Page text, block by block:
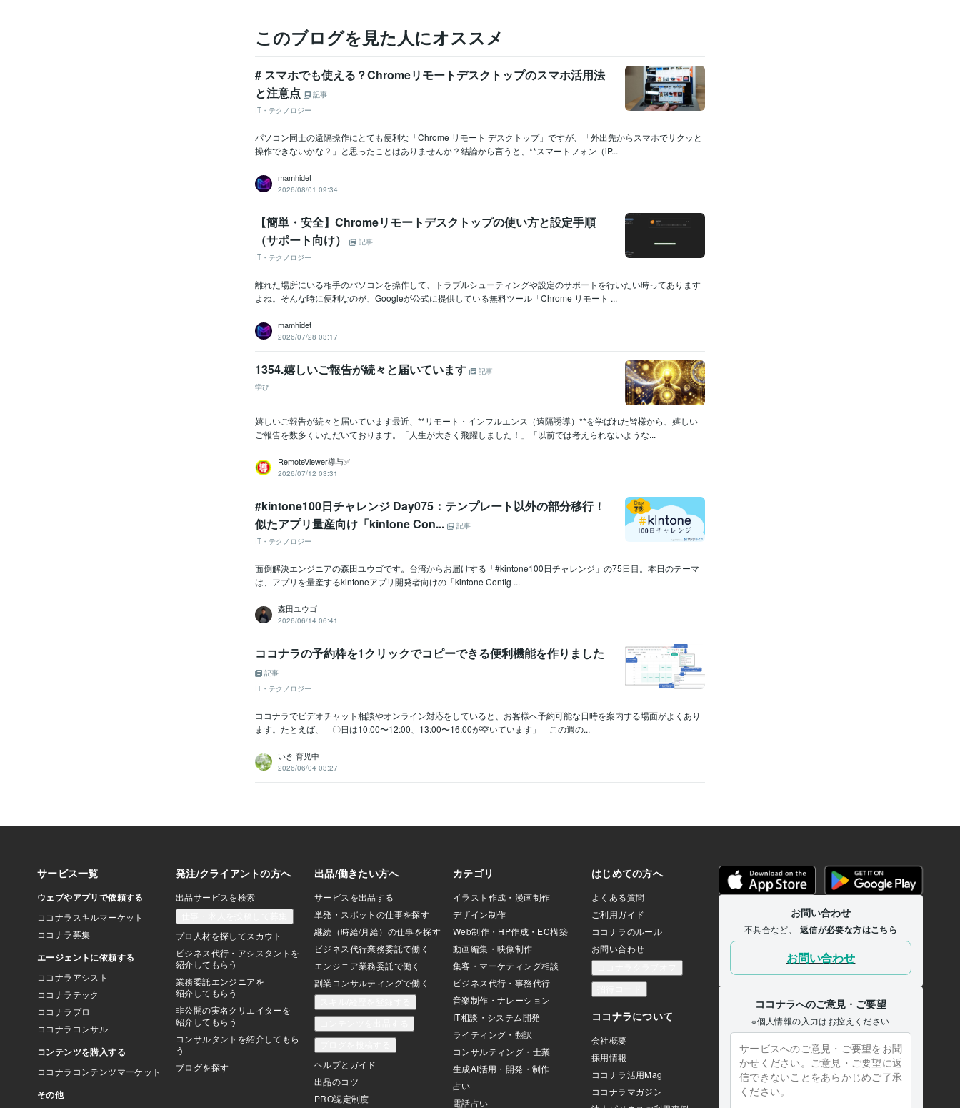
このブログを見た人にオススメ
# スマホでも使える？Chromeリモートデスクトップのスマホ活用法
と注意点
記事
IT・テクノロジー
パソコン同士の遠隔操作にとても便利な「Chrome リモート デスクトップ」ですが、「外出先からスマホでサクッと
操作できないかな？」と思ったことはありませんか？結論から言うと、**スマートフォン（iP...
mamhidet
2026/08/01 09:34
【簡単・安全】Chromeリモートデスクトップの使い方と設定手順
（サポート向け）
記事
IT・テクノロジー
離れた場所にいる相手のパソコンを操作して、トラブルシューティングや設定のサポートを行いたい時ってあります
よね。そんな時に便利なのが、Googleが公式に提供している無料ツール「Chrome リモート ...
mamhidet
2026/07/28 03:17
1354.嬉しいご報告が続々と届いています
記事
学び
嬉しいご報告が続々と届いています最近、**リモート・インフルエンス（遠隔誘導）**を学ばれた皆様から、嬉しい
ご報告を数多くいただいております。「人生が大きく飛躍しました！」「以前では考えられないような...
RemoteViewer導与✅
2026/07/12 03:31
#kintone100日チャレンジ Day075：テンプレート以外の部分移行！
似たアプリ量産向け「kintone Con...
記事
IT・テクノロジー
面倒解決エンジニアの森田ユウゴです。台湾からお届けする「#kintone100日チャレンジ」の75日目。本日のテーマ
は、アプリを量産するkintoneアプリ開発者向けの「kintone Config ...
森田ユウゴ
2026/06/14 06:41
ココナラの予約枠を1クリックでコピーできる便利機能を作りました
記事
IT・テクノロジー
ココナラでビデオチャット相談やオンライン対応をしていると、お客様へ予約可能な日時を案内する場面がよくあり
ます。たとえば、「〇日は10:00〜12:00、13:00〜16:00が空いています」「この週の...
いき 育児中
2026/06/04 03:27